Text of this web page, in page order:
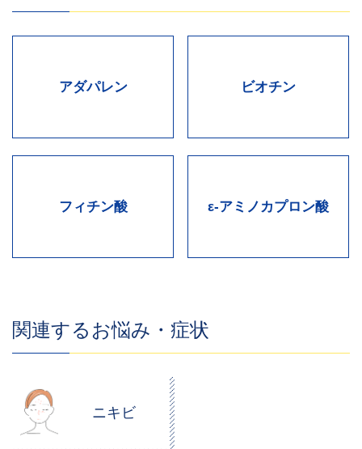
アダパレン ビオチン
フィチン酸 ε-アミノカプロン酸
関連するお悩み・症状
ニキビ